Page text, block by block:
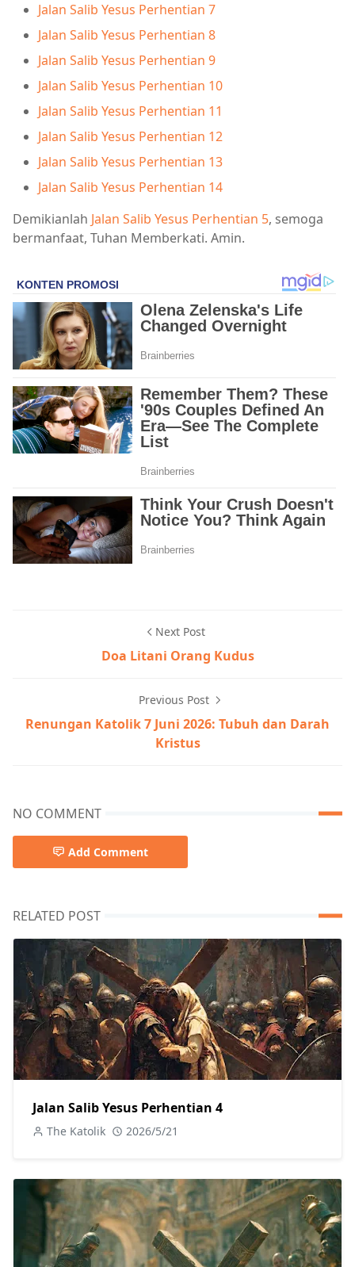
Jalan Salib Yesus Perhentian 7
Jalan Salib Yesus Perhentian 8
Jalan Salib Yesus Perhentian 9
Jalan Salib Yesus Perhentian 10
Jalan Salib Yesus Perhentian 11
Jalan Salib Yesus Perhentian 12
Jalan Salib Yesus Perhentian 13
Jalan Salib Yesus Perhentian 14
Demikianlah Jalan Salib Yesus Perhentian 5, semoga
bermanfaat, Tuhan Memberkati. Amin.
Next Post
Doa Litani Orang Kudus
Previous Post
Renungan Katolik 7 Juni 2026: Tubuh dan Darah
Kristus
NO COMMENT
Add Comment
RELATED POST
Jalan Salib Yesus Perhentian 4
The Katolik 2026/5/21